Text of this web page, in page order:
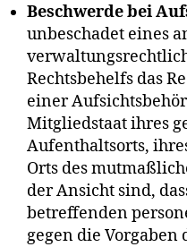
Beschwerde bei
unbeschadet eines
Rechtsbehelfs das
einer
Mitgliedstaat ihres
Aufenthaltsorts,
Orts des
der Ansicht sind,
betreffenden
gegen die Vorgaben